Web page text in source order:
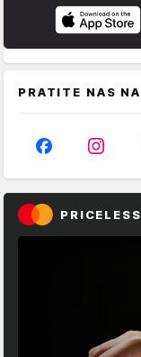
PRATITE NAS NA
PRICELESS